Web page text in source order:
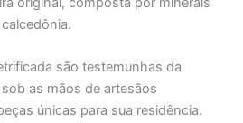
são testemunhas da
as mãos de artesãos
únicas para sua residência.